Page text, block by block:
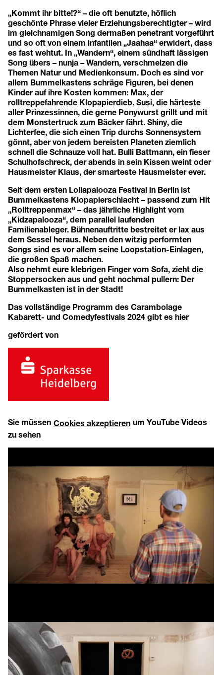
„Kommt ihr bitte!?“ – die oft benutzte, höflich
geschönte Phrase vieler Erziehungsberechtigter – wird
im gleichnamigen Song dermaßen penetrant vorgeführt
und so oft von einem infantilen „Jaahaa“ erwidert, dass
es fast wehtut. In „Wandern“, einem sündhaft lässigen
Song übers – nunja – Wandern, verschmelzen die
Themen Natur und Medienkonsum. Doch es sind vor
allem Bummelkastens schräge Figuren, bei denen
Kinder auf ihre Kosten kommen: Max, der
rolltreppefahrende Klopapierdieb. Susi, die härteste
aller Prinzessinnen, die gerne Ponywurst grillt und mit
dem Monstertruck zum Bäcker fährt. Shiny, die
Lichterfee, die sich einen Trip durchs Sonnensystem
gönnt, aber von jedem bereisten Planeten ziemlich
schnell die Schnauze voll hat. Bulli Battmann, ein fieser
Schulhofschreck, der abends in sein Kissen weint oder
Hausmeister Klaus, der smarteste Hausmeister ever.
Seit dem ersten Lollapalooza Festival in Berlin ist
Bummelkastens Klopapierschlacht – passend zum Hit
„Rolltreppenmax“ – das jährliche Highlight vom
„Kidzapalooza“, dem parallel laufenden
Familienableger. Bühnenauftritte bestreitet er lax aus
dem Sessel heraus. Neben den witzig performten
Songs sind es vor allem seine Loopstation-Einlagen,
die großen Spaß machen.
Also nehmt eure klebrigen Finger vom Sofa, zieht die
Stoppersocken aus und geht nochmal pullern: Der
Bummelkasten ist in der Stadt!
Das vollständige Programm des Carambolage
Kabarett- und Comedyfestivals 2024 gibt es hier
gefördert von
Sie müssen Cookies akzeptieren um YouTube Videos
zu sehen